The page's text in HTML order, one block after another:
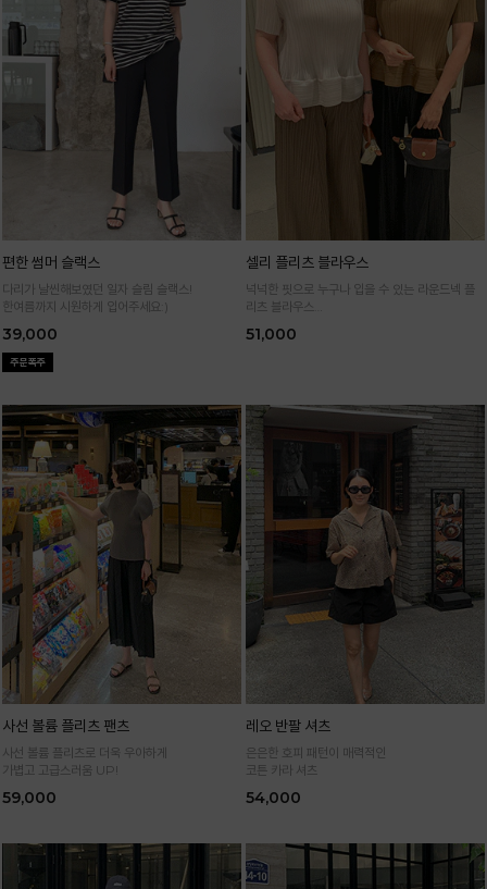
편한 썸머 슬랙스
다리가 날씬해보였던 일자 슬림 슬랙스!
한여름까지 시원하게 입어주세요:)
39,000
셀리 플리츠 블라우스
넉넉한 핏으로 누구나 입을 수 있는 라운드넥 플
리츠 블라우스
51,000
사선 볼륨 플리츠 팬츠
사선 볼륨 플리츠로 더욱 우아하게
가볍고 고급스러움 UP!
59,000
레오 반팔 셔츠
은은한 호피 패턴이 매력적인
코튼 카라 셔츠
54,000